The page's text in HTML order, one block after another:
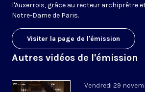
l'Auxerrois, grâce au recteur archiprêtre
Notre-Dame de Paris.
Visiter la page de l'émission
Autres vidéos de l'émission
Vendredi 29